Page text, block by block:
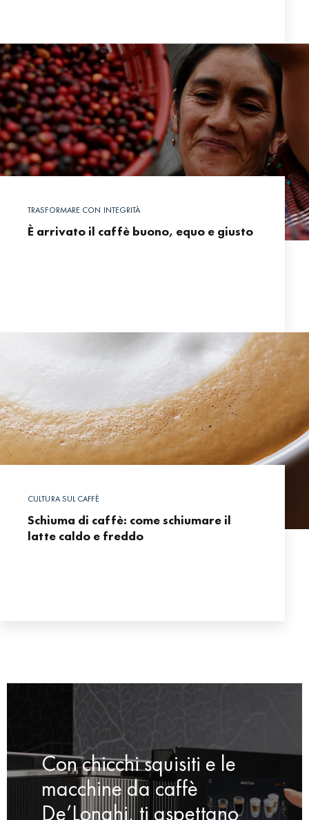
TRASFORMARE CON INTEGRITÀ
È arrivato il caffè buono, equo e giusto
CULTURA SUL CAFFÈ
Schiuma di caffè: come schiumare il
latte caldo e freddo
Con chicchi squisiti e le
macchine da caffè
De’Longhi, ti aspettano